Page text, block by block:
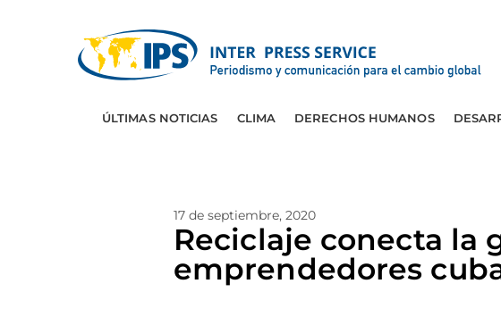
ÚLTIMAS NOTICIAS CLIMA DERECHOS HUMANOS
17 de septiembre, 2020
Reciclaje conecta la
emprendedores